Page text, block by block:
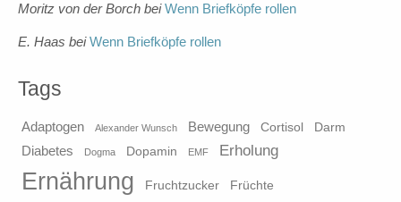
Moritz von der Borch beiWenn Briefköpfe rollen
E. Haas beiWenn Briefköpfe rollen
Tags
Adaptogen Alexander Wunsch Bewegung Cortisol Darm
Diabetes Dogma Dopamin EMF Erholung
Ernährung Fruchtzucker Früchte